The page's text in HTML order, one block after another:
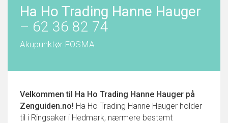
Ha Ho Trading Hanne Hauger
– 62 36 82 74
Akupunktør FOSMA
Velkommen til Ha Ho Trading Hanne Hauger på
Zenguiden.no! Ha Ho Trading Hanne Hauger holder
til i Ringsaker i Hedmark, nærmere bestemt